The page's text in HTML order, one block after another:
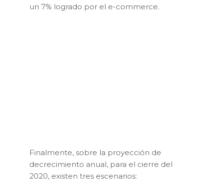
un 7% logrado por el e-commerce.
Finalmente, sobre la proyección de
decrecimiento anual, para el cierre del
2020, existen tres escenarios: